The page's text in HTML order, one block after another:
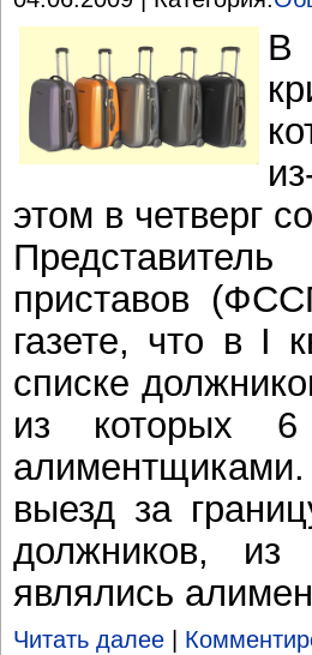
В
этом в четверг
приставов
газете, что в I
списке
из которых 6
алиментщиками.
выезд за
должников,
являлись
Читать далее